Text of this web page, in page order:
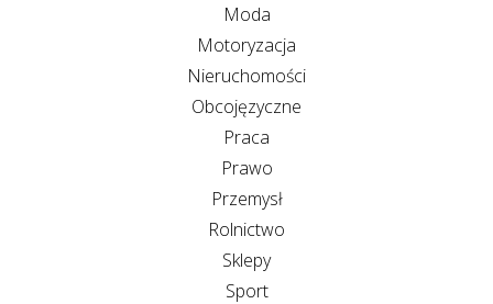
Moda
Motoryzacja
Nieruchomości
Obcojęzyczne
Praca
Prawo
Przemysł
Rolnictwo
Sklepy
Sport